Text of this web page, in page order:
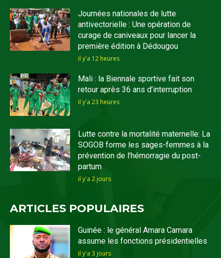
Journées nationales de lutte
antivectorielle : Une opération de
curage de caniveaux pour lancer la
première édition à Dédougou
il y'a 12 heures
Mali : la Biennale sportive fait son
retour après 36 ans d’interruption
il y'a 23 heures
Lutte contre la mortalité maternelle: La
SOGOB forme les sages-femmes à la
prévention de l’hémorragie du post-
partum
il y'a 2 jours
ARTICLES POPULAIRES
Guinée : le général Amara Camara
assume les fonctions présidentielles
il y'a 3 jours